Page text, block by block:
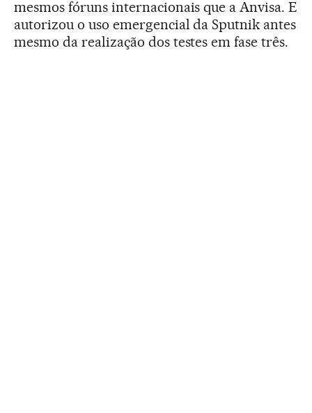
mesmos fóruns internacionais que a Anvisa. E
autorizou o uso emergencial da Sputnik antes
mesmo da realização dos testes em fase três.